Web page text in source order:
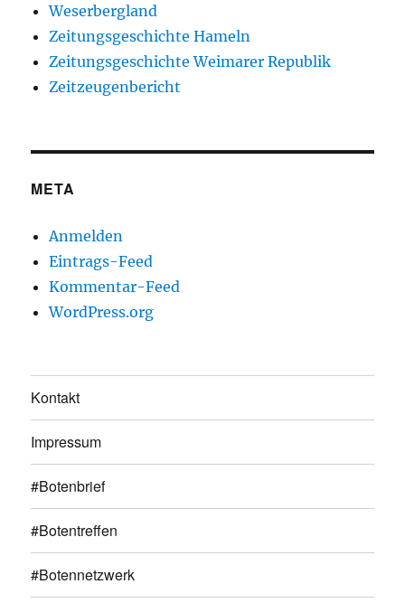
Weserbergland
Zeitungsgeschichte Hameln
Zeitungsgeschichte Weimarer Republik
Zeitzeugenbericht
META
Anmelden
Eintrags-Feed
Kommentar-Feed
WordPress.org
Kontakt
Impressum
#Botenbrief
#Botentreffen
#Botennetzwerk